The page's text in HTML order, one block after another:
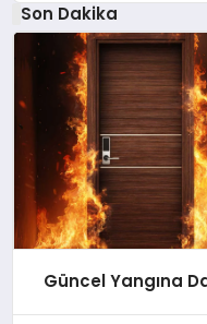
Son Dakika
Güncel Yangına